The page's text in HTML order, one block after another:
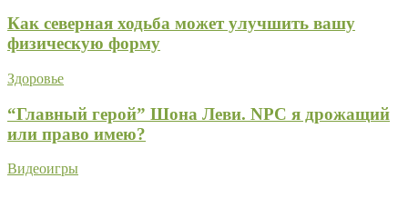
Как северная ходьба может улучшить вашу
физическую форму
Здоровье
“Главный герой” Шона Леви. NPC я дрожащий
или право имею?
Видеоигры